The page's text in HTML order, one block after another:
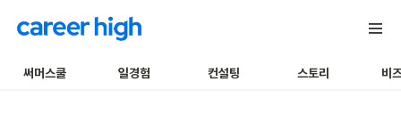
써머스쿨 일경험 컨설팅 스토리 비